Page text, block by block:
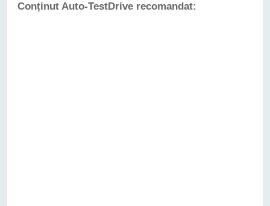
Conținut Auto-TestDrive recomandat: